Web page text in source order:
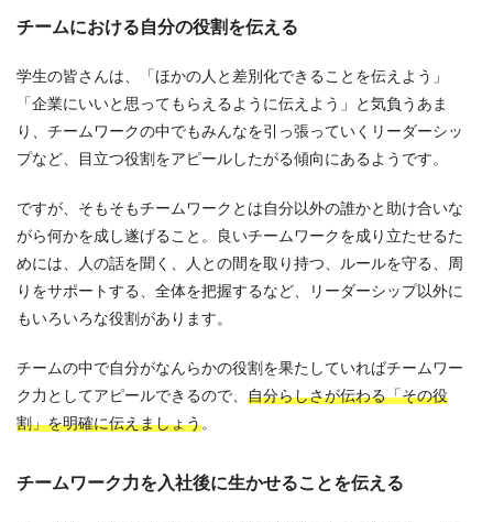
チームにおける自分の役割を伝える
学生の皆さんは、「ほかの人と差別化できることを伝えよう」
「企業にいいと思ってもらえるように伝えよう」と気負うあま
り、チームワークの中でもみんなを引っ張っていくリーダーシッ
プなど、目立つ役割をアピールしたがる傾向にあるようです。
ですが、そもそもチームワークとは自分以外の誰かと助け合いな
がら何かを成し遂げること。良いチームワークを成り立たせるた
めには、人の話を聞く、人との間を取り持つ、ルールを守る、周
りをサポートする、全体を把握するなど、リーダーシップ以外に
もいろいろな役割があります。
チームの中で自分がなんらかの役割を果たしていればチームワー
ク力としてアピールできるので、 自分らしさが伝わる「その役
割」を明確に伝えましょう。
チームワーク力を入社後に生かせることを伝える